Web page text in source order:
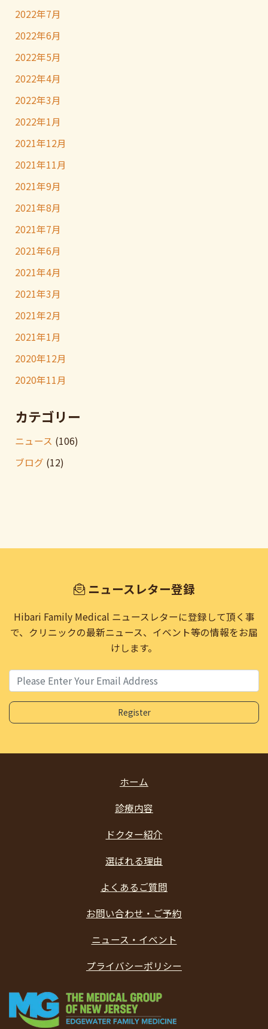
2022年7月
2022年6月
2022年5月
2022年4月
2022年3月
2022年1月
2021年12月
2021年11月
2021年9月
2021年8月
2021年7月
2021年6月
2021年4月
2021年3月
2021年2月
2021年1月
2020年12月
2020年11月
カテゴリー
ニュース (106)
ブログ (12)
ニュースレター登録
Hibari Family Medical ニュースレターに登録して頂く事
で、 クリニックの最新ニュース、イベント等の情報をお届
けします。
ホーム
診療内容
ドクター紹介
選ばれる理由
よくあるご質問
お問い合わせ・ご予約
ニュース・イベント
プライバシーポリシー